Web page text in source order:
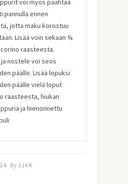
voi myös paahtaa
pannulla ennen
jotta maku korostuu
Lisää voin sekaan ¾
raasteesta.
nostele voi seos
päälle. Lisää lopuksi
päälle vielä loput
raasteesta, hiukan
ja hienonnettu
By 12KK